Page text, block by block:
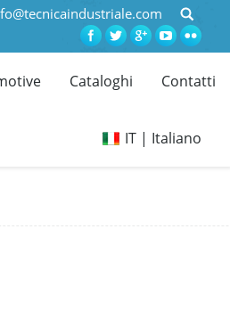
Cataloghi Contatti
IT | Italiano